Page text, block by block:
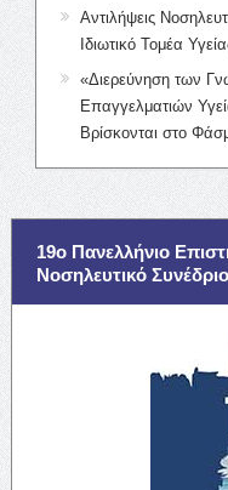
Αντιλήψεις
Ιδιωτικό Τομέα
«Διερεύνηση των
Επαγγελματιών
Βρίσκονται στο
19ο Πανελλήνιο
Νοσηλευτικό Συνέδριο